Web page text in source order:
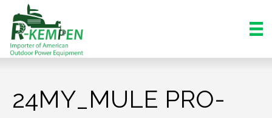
24MY_MULE PRO-